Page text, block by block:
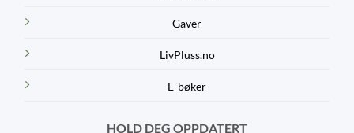
Gaver
LivPluss.no
E-bøker
HOLD DEG OPPDATERT